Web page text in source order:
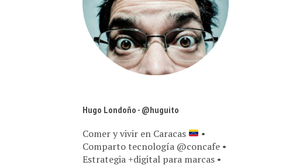
Hugo Londoño - @huguito
Comer y vivir en Caracas
•
Comparto tecnología @concafe •
Estrategia +digital para marcas •